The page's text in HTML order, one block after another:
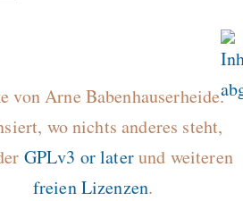
von Arne Babenhauserheide.
wo nichts anderes steht,
GPLv3 or laterund weiteren
freien Lizenzen.
Market:
Menschen sind toll!